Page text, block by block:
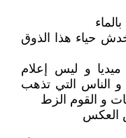
حياء هذا الذوق
و ليس إعلام
الناس التي تذهب
و القوم الزط
العكس